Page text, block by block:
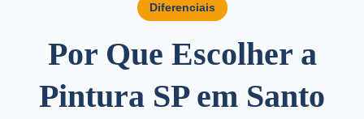
Diferenciais
Por Que Escolher a
Pintura SP em Santo